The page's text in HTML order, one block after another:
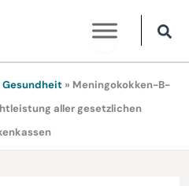
Gesundheit » Meningokokken-B-
aller gesetzlichen